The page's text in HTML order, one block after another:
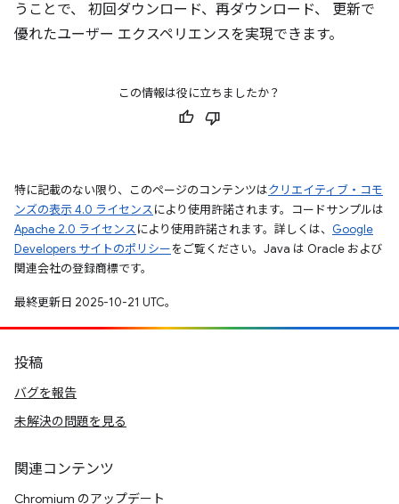
うことで、 初回ダウンロード、再ダウンロード、 更新で
優れたユーザー エクスペリエンスを実現できます。
この情報は役に立ちましたか？
特に記載のない限り、このページのコンテンツはクリエイティブ・コモ
ンズの表示 4.0 ライセンスにより使用許諾されます。コードサンプルは
Apache 2.0 ライセンスにより使用許諾されます。詳しくは、 Google
Developers サイトのポリシーをご覧ください。Java は Oracle および
関連会社の登録商標です。
最終更新日 2025-10-21 UTC。
投稿
バグを報告
未解決の問題を見る
関連コンテンツ
Chromium のアップデート